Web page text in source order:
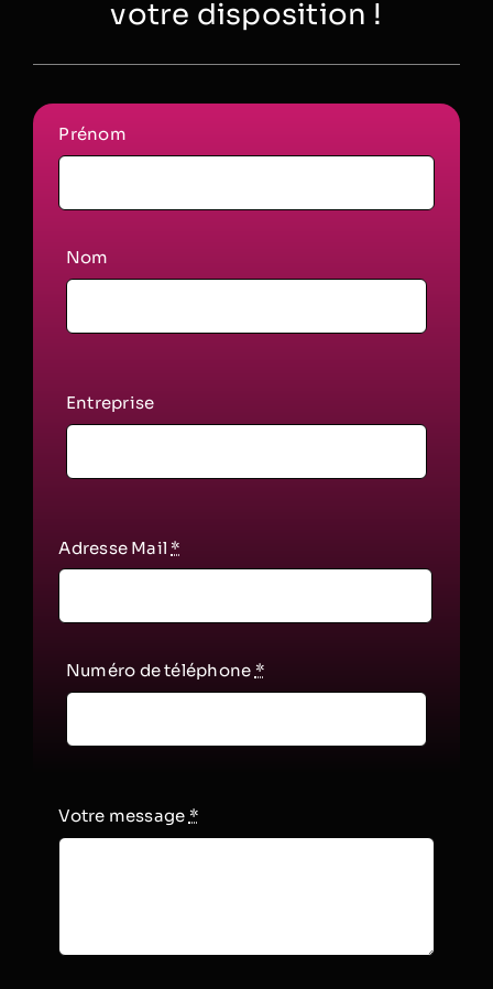
votre disposition !
Prénom
Nom
Entreprise
Adresse Mail *
Numéro de téléphone *
Votre message *